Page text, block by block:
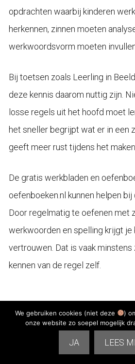
opdrachten waarbij kinderen
herkennen, zinnen moeten
werkwoordsvorm moeten
Bij toetsen zoals Leerling in
deze kennis daarom nuttig zijn.
losse regels uit het hoofd moet
het sneller begrijpt wat er in een
geeft meer rust tijdens het
De gratis werkbladen en
oefenboeken.nl kunnen helpen
Door regelmatig te oefenen met
werkwoorden en spelling krijgt je
vertrouwen. Dat is vaak minstens
kennen van de regel zelf.
Veelgestelde
hulpwerkwoord
We gebruiken cookies (niet deze
)
onze website zo soepel mogelijk
JA LEES